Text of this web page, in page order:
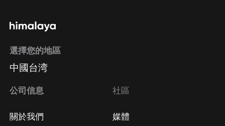
方法 Google Play取消訂閱方法
選擇您的地區
中國台湾
公司信息
關於我們
社區
媒體